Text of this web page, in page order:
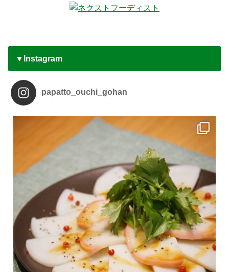
▼Instagram
papatto_ouchi_gohan